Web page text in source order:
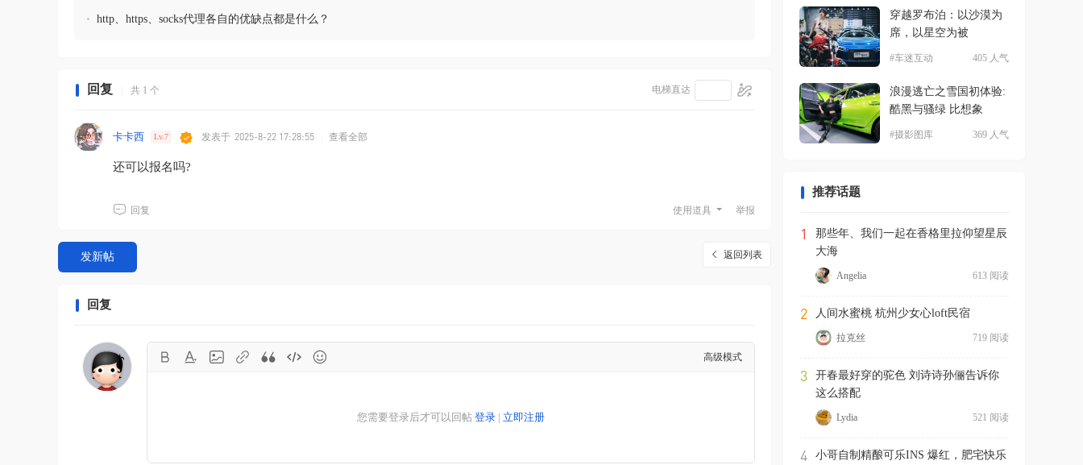
• http、https、socks代理各自的优缺点都是什么？
电梯直达
回复 共 1 个
卡卡西 Lv.7 发表于 2025-8-22 17:28:55 查看全部
还可以报名吗?
回复 使用道具 举报
返回列表
发新帖
回复
高级模式
您需要登录后才可以回帖 登录 | 立即注册
穿越罗布泊：以沙漠为
席，以星空为被
405 人气
#车迷互动
浪漫逃亡之雪国初体验:
酷黑与骚绿 比想象
369 人气
#摄影图库
推荐话题
1
那些年、我们一起在香格里拉仰望星辰
大海
613 阅读
Angelia
2 人间水蜜桃 杭州少女心loft民宿
719 阅读
拉克丝
3
开春最好穿的驼色 刘诗诗孙俪告诉你
这么搭配
521 阅读
Lydia
4
小哥自制精酿可乐INS 爆红，肥宅快乐